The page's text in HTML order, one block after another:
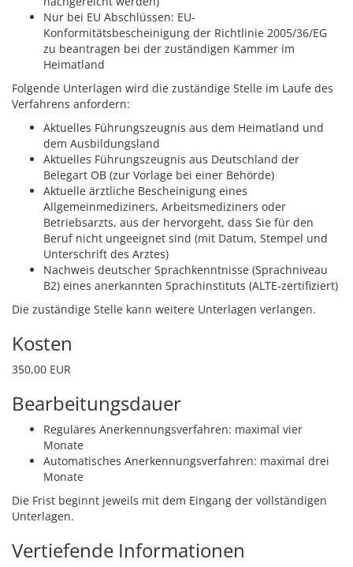
Nur bei EU Abschlüssen: EU-
Konformitätsbescheinigung der Richtlinie 2005/36/EG
zu beantragen bei der zuständigen Kammer im
Heimatland
Folgende Unterlagen wird die zuständige Stelle im Laufe des
Verfahrens anfordern:
Aktuelles Führungszeugnis aus dem Heimatland und
dem Ausbildungsland
Aktuelles Führungszeugnis aus Deutschland der
Belegart OB (zur Vorlage bei einer Behörde)
Aktuelle ärztliche Bescheinigung eines
Allgemeinmediziners, Arbeitsmediziners oder
Betriebsarzts, aus der hervorgeht, dass Sie für den
Beruf nicht ungeeignet sind (mit Datum, Stempel und
Unterschrift des Arztes)
Nachweis deutscher Sprachkenntnisse (Sprachniveau
B2) eines anerkannten Sprachinstituts (ALTE-zertifiziert)
Die zuständige Stelle kann weitere Unterlagen verlangen.
Kosten
350,00 EUR
Bearbeitungsdauer
Reguläres Anerkennungsverfahren: maximal vier
Monate
Automatisches Anerkennungsverfahren: maximal drei
Monate
Die Frist beginnt jeweils mit dem Eingang der vollständigen
Unterlagen.
Vertiefende Informationen